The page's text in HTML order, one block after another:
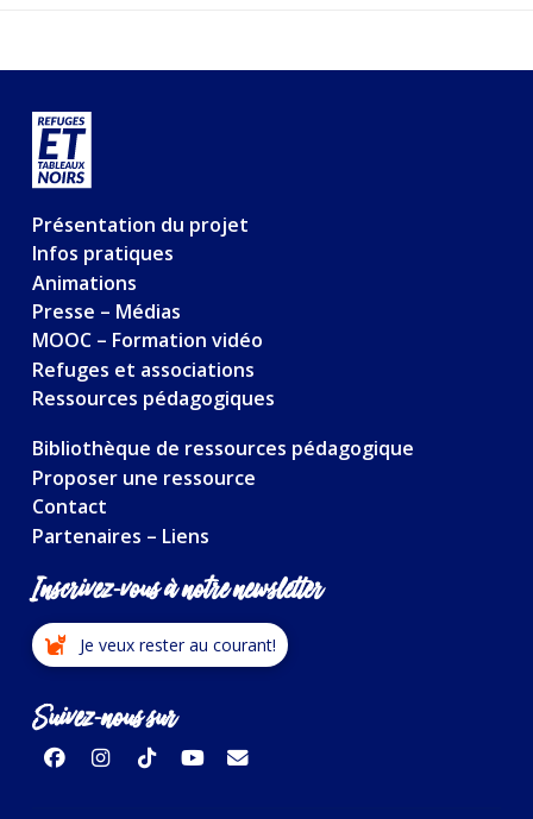
Présentation du projet
Infos pratiques
Animations
Presse – Médias
MOOC – Formation vidéo
Refuges et associations
Ressources pédagogiques
Bibliothèque de ressources pédagogique
Proposer une ressource
Contact
Partenaires – Liens
Inscrivez-vous à notre newsletter
Je veux rester au courant!
Suivez-nous sur